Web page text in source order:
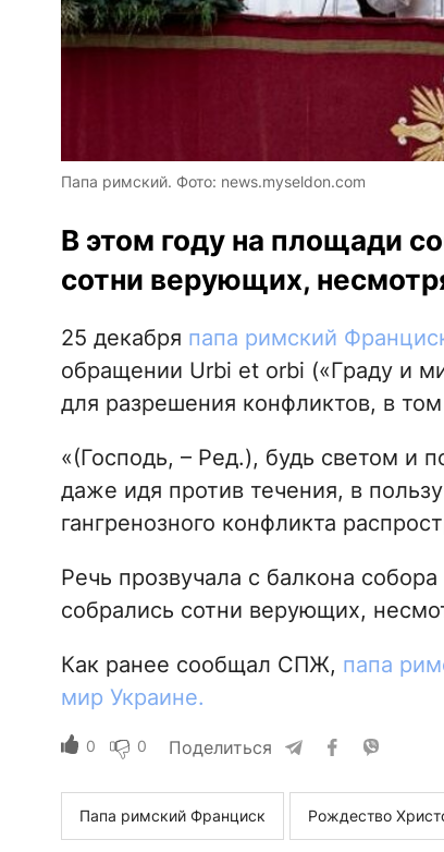
Папа римский. Фото: news.myseldon.com
В этом году на площади
сотни верующих,
25 декабря папа римский
обращении Urbi et orbi («Граду и
для разрешения конфликтов, в
«(Господь, – Ред.), будь светом и
даже идя против течения, в
гангренозного конфликта
Речь прозвучала с балкона
собрались сотни верующих,
Как ранее сообщал СПЖ, папа
мир Украине.
0 0 Поделиться
Папа римский Франциск Рождество